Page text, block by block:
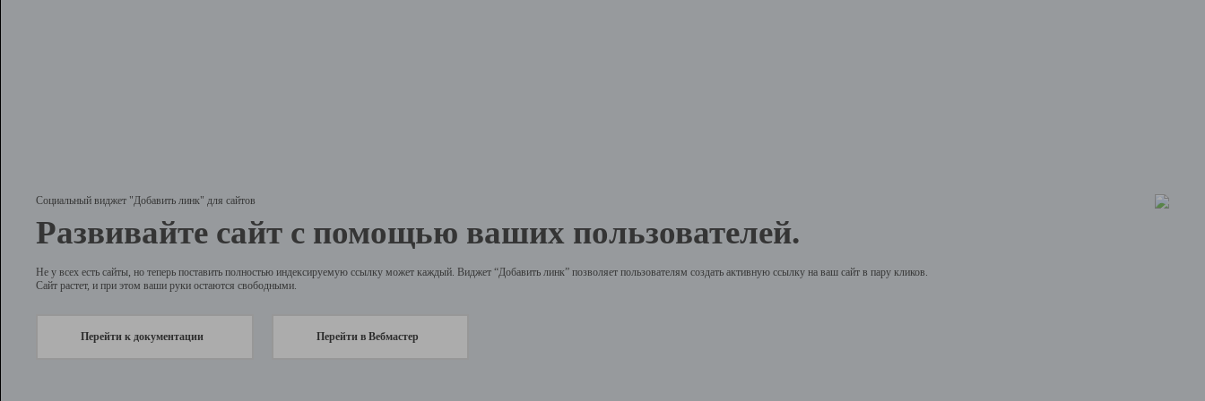
Социальный виджет "Добавить линк" для сайтов
Развивайте сайт с помощью ваших пользователей.
Не у всех есть сайты, но теперь поставить полностью индексируемую ссылку может каждый. Виджет “Добавить линк” позволяет пользователям создать активную ссылку на ваш сайт в пару кликов.
Сайт растет, и при этом ваши руки остаются свободными.
Перейти к документации Перейти в Вебмастер